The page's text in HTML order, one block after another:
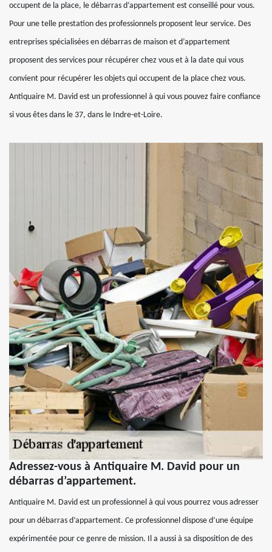
occupent de la place, le débarras d’appartement est conseillé pour vous.
Pour une telle prestation des professionnels proposent leur service. Des
entreprises spécialisées en débarras de maison et d’appartement
proposent des services pour récupérer chez vous et à la date qui vous
convient pour récupérer les objets qui occupent de la place chez vous.
Antiquaire M. David est un professionnel à qui vous pouvez faire confiance
si vous êtes dans le 37, dans le Indre-et-Loire.
Adressez-vous à Antiquaire M. David pour un
débarras d’appartement.
Antiquaire M. David est un professionnel à qui vous pourrez vous adresser
pour un débarras d’appartement. Ce professionnel dispose d’une équipe
expérimentée pour ce genre de mission. Il a aussi à sa disposition de des